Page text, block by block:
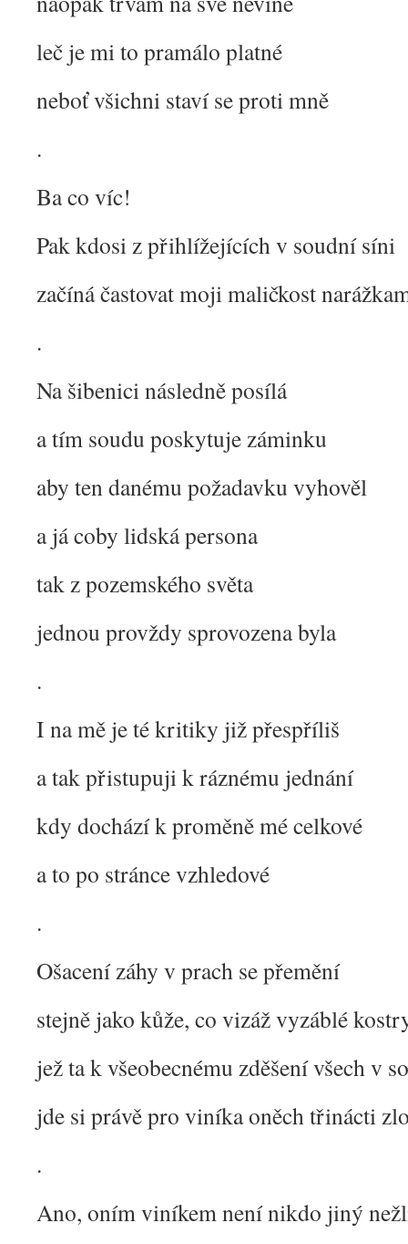
leč je mi to pramálo platné
neboť všichni staví se proti mně
.
Ba co víc!
Pak kdosi z přihlížejících v soudní síni
začíná častovat moji maličkost
.
Na šibenici následně posílá
a tím soudu poskytuje záminku
aby ten danému požadavku vyhověl
a já coby lidská persona
tak z pozemského světa
jednou provždy sprovozena byla
.
I na mě je té kritiky již přespříliš
a tak přistupuji k ráznému jednání
kdy dochází k proměně mé celkové
a to po stránce vzhledové
.
Ošacení záhy v prach se přemění
stejně jako kůže, co vizáž vyzáblé
jež ta k všeobecnému zděšení všech v
jde si právě pro viníka oněch třinácti
.
Ano, oním viníkem není nikdo jiný